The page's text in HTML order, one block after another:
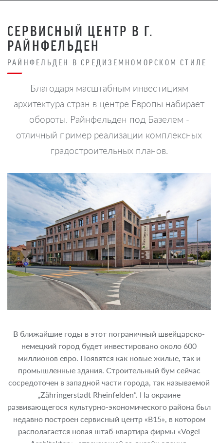
СЕРВИСНЫЙ ЦЕНТР В Г.
РАЙНФЕЛЬДЕН
РАЙНФЕЛЬДЕН В СРЕДИЗЕМНОМОРСКОМ СТИЛЕ
Благодаря масштабным инвестициям
архитектура стран в центре Европы набирает
обороты. Райнфельден под Базелем -
отличный пример реализации комплексных
градостроительных планов.
В ближайшие годы в этот пограничный швейцарско-
немецкий город будет инвестировано около 600
миллионов евро. Появятся как новые жилые, так и
промышленные здания. Строительный бум сейчас
сосредоточен в западной части города, так называемой
„Zähringerstadt Rheinfelden”. На окраине
развивающегося культурно-экономического района был
недавно построен сервисный центр «B15», в котором
располагается новая штаб-квартира фирмы «Vogel